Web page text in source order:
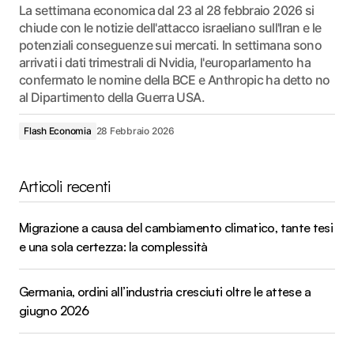
La settimana economica dal 23 al 28 febbraio 2026 si
chiude con le notizie dell'attacco israeliano sull'Iran e le
potenziali conseguenze sui mercati. In settimana sono
arrivati i dati trimestrali di Nvidia, l'europarlamento ha
confermato le nomine della BCE e Anthropic ha detto no
al Dipartimento della Guerra USA.
Flash Economia 28 Febbraio 2026
Articoli recenti
Migrazione a causa del cambiamento climatico, tante tesi
e una sola certezza: la complessità
Germania, ordini all’industria cresciuti oltre le attese a
giugno 2026